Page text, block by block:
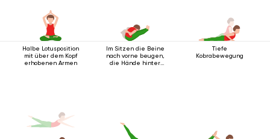
Halbe Lotusposition
mit über dem Kopf
erhobenen Armen
Im Sitzen die Beine
nach vorne beugen,
die Hände hinter
Tiefe
Kobrabewegung